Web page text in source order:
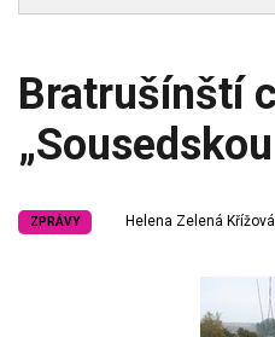
Bratrušínští
ZPRÁVY Helena Zelená Křížová